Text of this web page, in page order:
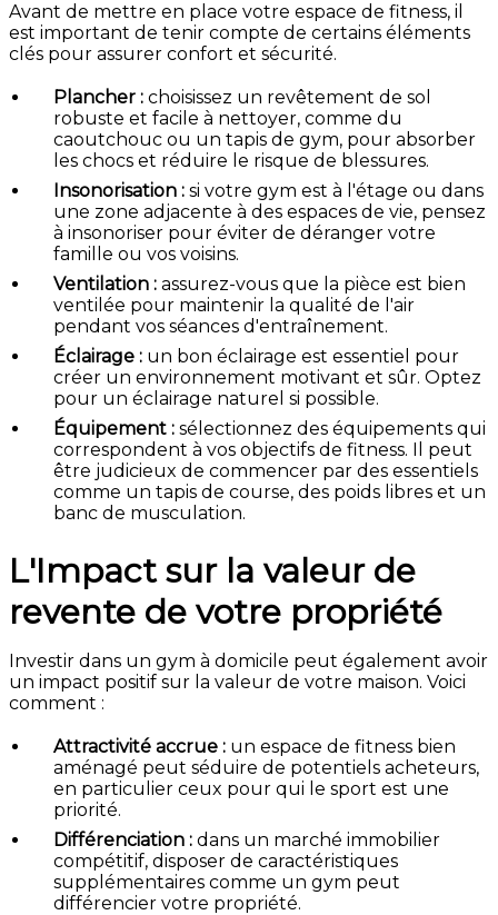
Avant de mettre en place votre espace de fitness, il
est important de tenir compte de certains éléments
clés pour assurer confort et sécurité.
Plancher : choisissez un revêtement de sol
robuste et facile à nettoyer, comme du
caoutchouc ou un tapis de gym, pour absorber
les chocs et réduire le risque de blessures.
Insonorisation : si votre gym est à l'étage ou dans
une zone adjacente à des espaces de vie, pensez
à insonoriser pour éviter de déranger votre
famille ou vos voisins.
Ventilation : assurez-vous que la pièce est bien
ventilée pour maintenir la qualité de l'air
pendant vos séances d'entraînement.
Éclairage : un bon éclairage est essentiel pour
créer un environnement motivant et sûr. Optez
pour un éclairage naturel si possible.
Équipement : sélectionnez des équipements qui
correspondent à vos objectifs de fitness. Il peut
être judicieux de commencer par des essentiels
comme un tapis de course, des poids libres et un
banc de musculation.
L'Impact sur la valeur de
revente de votre propriété
Investir dans un gym à domicile peut également avoir
un impact positif sur la valeur de votre maison. Voici
comment :
Attractivité accrue : un espace de fitness bien
aménagé peut séduire de potentiels acheteurs,
en particulier ceux pour qui le sport est une
priorité.
Différenciation : dans un marché immobilier
compétitif, disposer de caractéristiques
supplémentaires comme un gym peut
différencier votre propriété.